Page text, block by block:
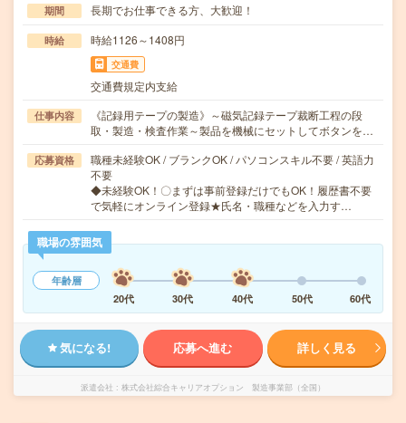
期間 長期でお仕事できる方、大歓迎！
時給 時給1126～1408円
交通費
交通費規定内支給
仕事内容
《記録用テープの製造》～磁気記録テープ裁断工程の段
取・製造・検査作業～製品を機械にセットしてボタンを…
応募資格
職種未経験OK / ブランクOK / パソコンスキル不要 / 英語力
不要
◆未経験OK！〇まずは事前登録だけでもOK！履歴書不要
で気軽にオンライン登録★氏名・職種などを入力す…
職場の雰囲気
年齢層
20代
30代 40代 50代 60代
気になる! 応募へ進む 詳しく見る
派遣会社 株式会社綜合キャリアオプション 製造事業部（全国）